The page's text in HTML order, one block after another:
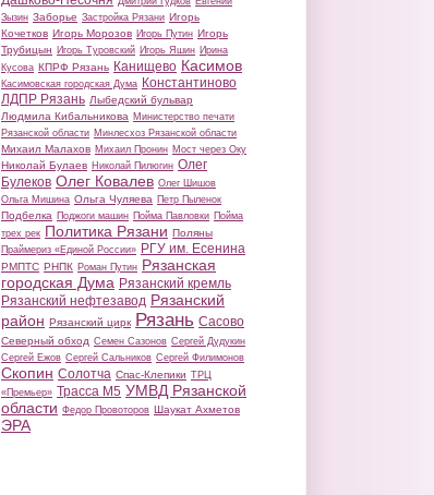
Зызин Заборье Застройка Рязани Игорь
Кочетков Игорь Морозов Игорь Путин Игорь
Трубицын Игорь Туровский Игорь Яшин Ирина
Кусова КПРФ Рязань Канищево Касимов
Касимовская городская Дума Константиново
ЛДПР Рязань Лыбедский бульвар
Людмила Кибальникова Министерство печати
Рязанской области Минлесхоз Рязанской области
Михаил Малахов Михаил Пронин Мост через Оку
Николай Булаев Николай Пилюгин Олег
Булеков Олег Ковалев Олег Шишов
Ольга Мишина Ольга Чуляева Петр Пыленок
Подбелка Поджоги машин Пойма Павловки Пойма
трех рек Политика Рязани Поляны
Праймериз «Единой России» РГУ им. Есенина
РМПТС РНПК Роман Путин Рязанская
городская Дума Рязанский кремль
Рязанский нефтезавод Рязанский
район Рязанский цирк Рязань Сасово
Северный обход Семен Сазонов Сергей Дудукин
Сергей Ежов Сергей Сальников Сергей Филимонов
Скопин Солотча Спас-Клепики ТРЦ
«Премьер» Трасса М5 УМВД Рязанской
области Федор Провоторов Шаукат Ахметов
ЭРА